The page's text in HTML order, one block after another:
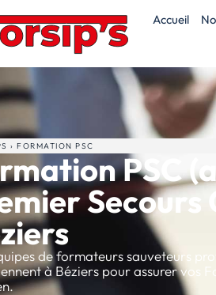
Accueil
› FORMATION PSC
PSC
Secours
de formateurs sauveteurs
à Béziers pour assurer vos